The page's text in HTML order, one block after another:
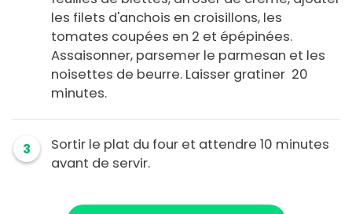
les filets d'anchois en croisillons, les
tomates coupées en 2 et épépinées.
Assaisonner, parsemer le parmesan et les
noisettes de beurre. Laisser gratiner 20
minutes.
3
Sortir le plat du four et attendre 10 minutes
avant de servir.